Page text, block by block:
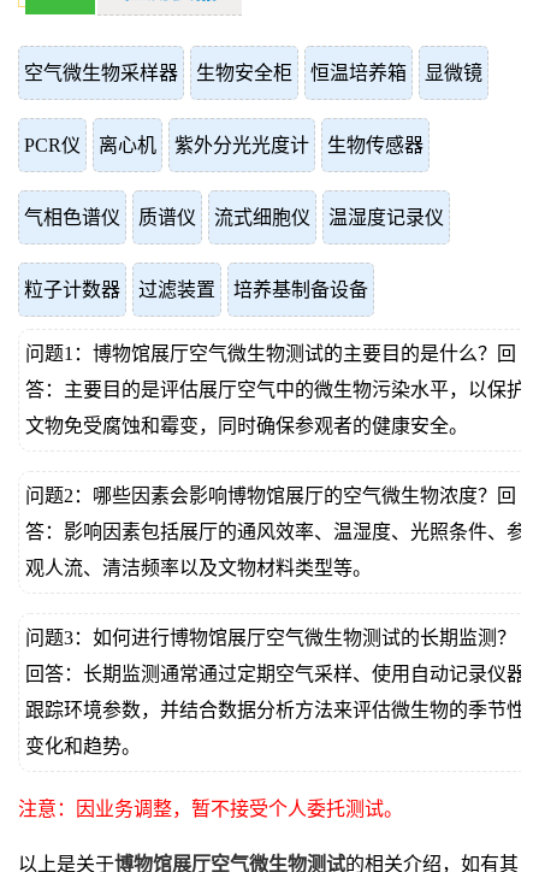
空气微生物采样器 生物安全柜 恒温培养箱 显微镜
PCR仪 离心机 紫外分光光度计 生物传感器
气相色谱仪 质谱仪 流式细胞仪 温湿度记录仪
粒子计数器 过滤装置 培养基制备设备
问题1：博物馆展厅空气微生物测试的主要目的是什么？回
答：主要目的是评估展厅空气中的微生物污染水平，以保护
文物免受腐蚀和霉变，同时确保参观者的健康安全。
问题2：哪些因素会影响博物馆展厅的空气微生物浓度？回
答：影响因素包括展厅的通风效率、温湿度、光照条件、参
观人流、清洁频率以及文物材料类型等。
问题3：如何进行博物馆展厅空气微生物测试的长期监测？
回答：长期监测通常通过定期空气采样、使用自动记录仪器
跟踪环境参数，并结合数据分析方法来评估微生物的季节性
变化和趋势。
注意：因业务调整，暂不接受个人委托测试。
以上是关于博物馆展厅空气微生物测试的相关介绍，如有其